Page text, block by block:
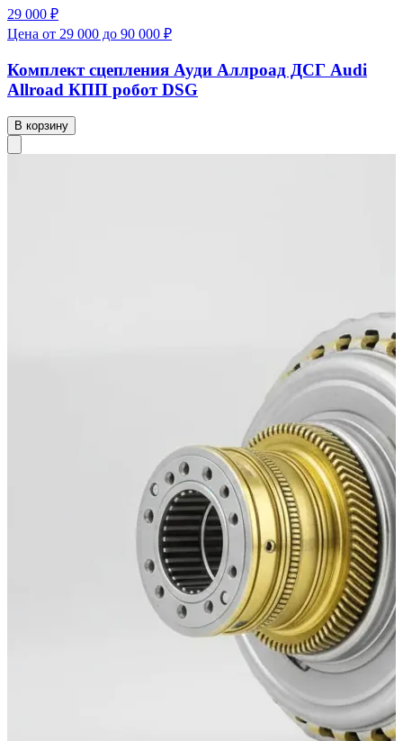
29 000 ₽
Цена от 29 000 до 90 000 ₽
Комплект сцепления Ауди Аллроад ДСГ Audi
Allroad КПП робот DSG
В корзину